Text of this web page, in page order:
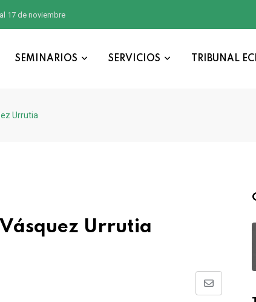
17 de noviembre
SEMINARIOS SERVICIOS TRIBUNAL
Urrutia
Urrutia